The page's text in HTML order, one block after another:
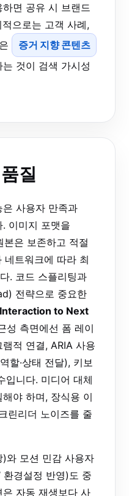
면 공유 시 브랜드
으로는 고객 사례,
증거 지향 콘텐츠
것이 검색 가시성
질
사용자 만족과
이미지 포맷을
본은 보존하고 적절
트워크에 따라 최
. 코드 스플리팅과
전략으로 중요한
Interaction to Next
성 측면에선 폼 레이
적 연결, ARIA 사용
할·상태 전달), 키보
입니다. 미디어 대체
야 하며, 장식용 이
린리더 노이즈를 줄
와 모션 민감 사용자
환경설정 반영)도 중
자동 재생보다 사